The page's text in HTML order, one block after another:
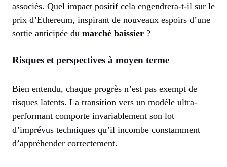
associés. Quel impact positif cela engendrera-t-il sur le
prix d’Ethereum, inspirant de nouveaux espoirs d’une
sortie anticipée du marché baissier ?
Risques et perspectives à moyen terme
Bien entendu, chaque progrès n’est pas exempt de
risques latents. La transition vers un modèle ultra-
performant comporte invariablement son lot
d’imprévus techniques qu’il incombe constamment
d’appréhender correctement.